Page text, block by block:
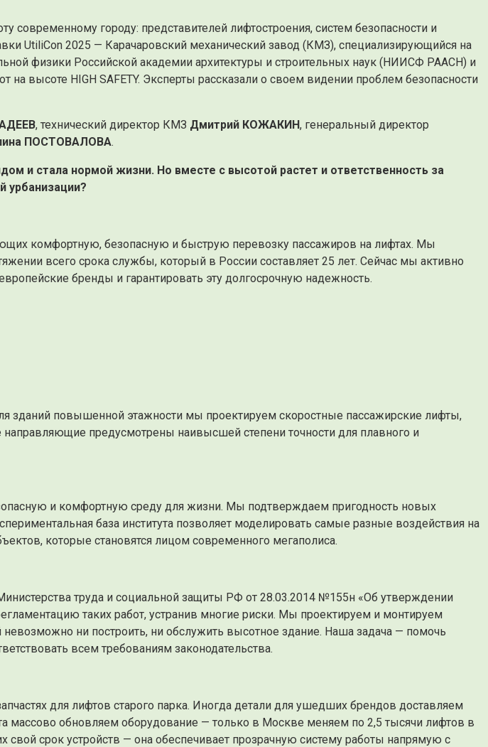
современному городу: представителей лифтостроения, систем безопасности и
UtiliCon 2025 — Карачаровский механический завод (КМЗ), специализирующийся на
физики Российской академии архитектуры и строительных наук (НИИСФ РААСН) и
высоте HIGH SAFETY. Эксперты рассказали о своем видении проблем безопасности
, технический директор КМЗ Дмитрий КОЖАКИН, генеральный директор
ПОСТОВАЛОВА.
и стала нормой жизни. Но вместе с высотой растет и ответственность за
урбанизации?
комфортную, безопасную и быструю перевозку пассажиров на лифтах. Мы
всего срока службы, который в России составляет 25 лет. Сейчас мы активно
бренды и гарантировать эту долгосрочную надежность.
повышенной этажности мы проектируем скоростные пассажирские лифты,
направляющие предусмотрены наивысшей степени точности для плавного и
и комфортную среду для жизни. Мы подтверждаем пригодность новых
база института позволяет моделировать самые разные воздействия на
которые становятся лицом современного мегаполиса.
труда и социальной защиты РФ от 28.03.2014 №155н «Об утверждении
таких работ, устранив многие риски. Мы проектируем и монтируем
ни построить, ни обслужить высотное здание. Наша задача — помочь
всем требованиям законодательства.
для лифтов старого парка. Иногда детали для ушедших брендов доставляем
обновляем оборудование — только в Москве меняем по 2,5 тысячи лифтов в
срок устройств — она обеспечивает прозрачную систему работы напрямую с